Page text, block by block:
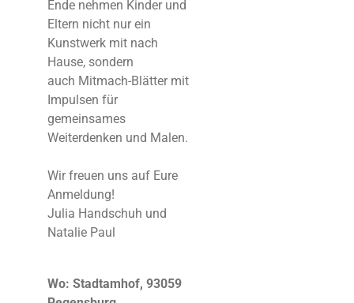
Ende nehmen Kinder und
Eltern nicht nur ein
Kunstwerk mit nach
Hause, sondern
auch Mitmach-Blätter mit
Impulsen für
gemeinsames
Weiterdenken und Malen.
Wir freuen uns auf Eure
Anmeldung!
Julia Handschuh und
Natalie Paul
Wo: Stadtamhof, 93059